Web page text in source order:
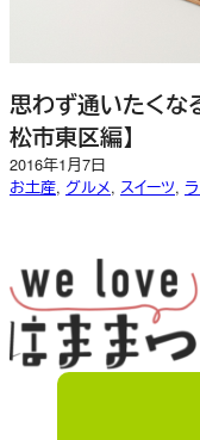
思わず通いたくな
松市東区編】
2016年1月7日
お土産, グルメ, スイーツ,